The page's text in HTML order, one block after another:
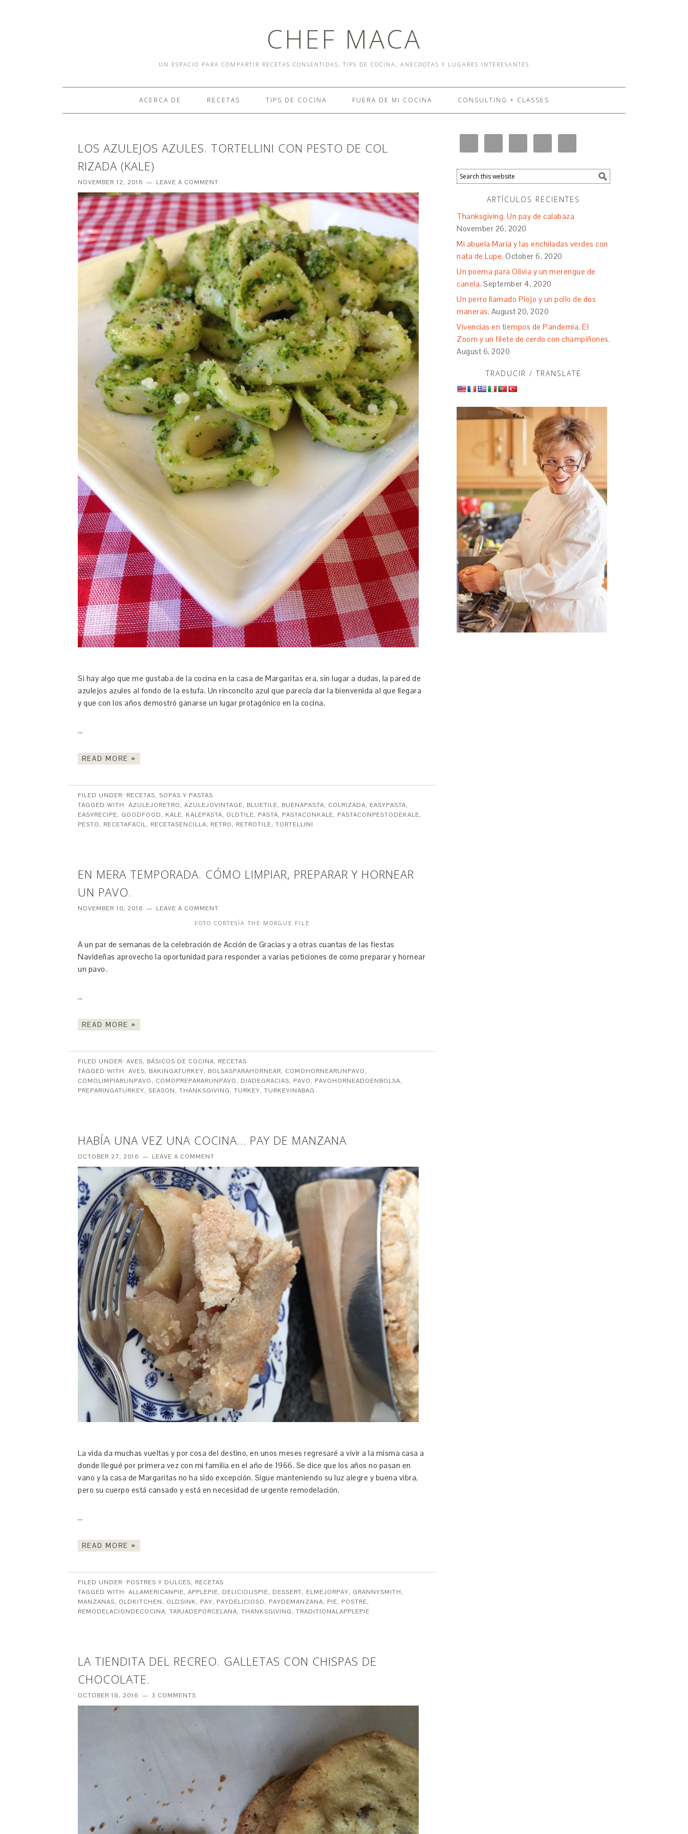
CHEF MACA
UN ESPACIO PARA COMPARTIR RECETAS CONSENTIDAS, TIPS DE COCINA, ANECDOTAS Y LUGARES INTERESANTES
ACERCA DE RECETAS TIPS DE COCINA FUERA DE MI COCINA CONSULTING + CLASSES
LOS AZULEJOS AZULES. TORTELLINI CON PESTO DE COL
RIZADA (KALE)
NOVEMBER 12, 2016 LEAVE A COMMENT
Si hay algo que me gustaba de la cocina en la casa de Margaritas era, sin lugar a dudas, la pared de
azulejos azules al fondo de la estufa. Un rinconcito azul que parecía dar la bienvenida al que llegara
y que con los años demostró ganarse un lugar protagónico en la cocina.
…
READ MORE »
FILED UNDER: RECETAS, SOPAS Y PASTAS
TAGGED WITH: AZULEJORETRO, AZULEJOVINTAGE, BLUETILE, BUENAPASTA, COLRIZADA, EASYPASTA,
EASYRECIPE, GOODFOOD, KALE, KALEPASTA, OLDTILE, PASTA, PASTACONKALE, PASTACONPESTODEKALE,
PESTO, RECETAFACIL, RECETASENCILLA, RETRO, RETROTILE, TORTELLINI
EN MERA TEMPORADA. CÓMO LIMPIAR, PREPARAR Y HORNEAR
UN PAVO.
NOVEMBER 10, 2016 LEAVE A COMMENT
FOTO CORTESÍA THE MORGUE FILE
A un par de semanas de la celebración de Acción de Gracias y a otras cuantas de las fiestas
Navideñas aprovecho la oportunidad para responder a varias peticiones de como preparar y hornear
un pavo.
…
READ MORE »
FILED UNDER: AVES, BÁSICOS DE COCINA, RECETAS
TAGGED WITH: AVES, BAKINGATURKEY, BOLSASPARAHORNEAR, COMOHORNEARUNPAVO,
COMOLIMPIARUNPAVO, COMOPREPARARUNPAVO, DIADEGRACIAS, PAVO, PAVOHORNEADOENBOLSA,
PREPARINGATURKEY, SEASON, THANKSGIVING, TURKEY, TURKEYINABAG
HABÍA UNA VEZ UNA COCINA… PAY DE MANZANA
OCTOBER 27, 2016 LEAVE A COMMENT
La vida da muchas vueltas y por cosa del destino, en unos meses regresaré a vivir a la misma casa a
donde llegué por primera vez con mi familia en el año de 1966. Se dice que los años no pasan en
vano y la casa de Margaritas no ha sido excepción. Sigue manteniendo su luz alegre y buena vibra,
pero su cuerpo está cansado y está en necesidad de urgente remodelación.
…
READ MORE »
FILED UNDER: POSTRES Y DULCES, RECETAS
TAGGED WITH: ALLAMERICANPIE, APPLEPIE, DELICIOUSPIE, DESSERT, ELMEJORPAY, GRANNYSMITH,
MANZANAS, OLDKITCHEN, OLDSINK, PAY, PAYDELICIOSO, PAYDEMANZANA, PIE, POSTRE,
REMODELACIONDECOCINA, TARJADEPORCELANA, THANKSGIVING, TRADITIONALAPPLEPIE
LA TIENDITA DEL RECREO. GALLETAS CON CHISPAS DE
CHOCOLATE.
OCTOBER 18, 2016 3 COMMENTS
ARTÍCULOS RECIENTES
Thanksgiving. Un pay de calabaza
November 26, 2020
Mi abuela María y las enchiladas verdes con
nata de Lupe. October 6, 2020
Un poema para Olivia y un merengue de
canela. September 4, 2020
Un perro llamado Piojo y un pollo de dos
maneras. August 20, 2020
Vivencias en tiempos de Pandemia. El
Zoom y un filete de cerdo con champiñones.
August 6, 2020
TRADUCIR / TRANSLATE